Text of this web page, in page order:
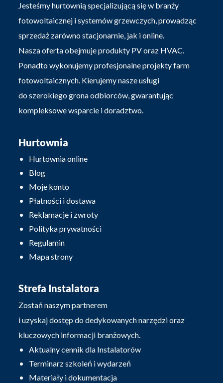
Jesteśmy hurtownią specjalizującą się w branży
fotowoltaicznej i systemów grzewczych, prowadząc
sprzedaż zarówno stacjonarnie, jak i online.
Nasza oferta obejmuje produkty PV oraz HVAC.
Ponadto wykonujemy profesjonalne projekty farm
fotowoltaicznych. Kierujemy nasze usługi
do szerokiego grona odbiorców, gwarantując
kompleksowe wsparcie i doradztwo.
Hurtownia
Hurtownia online
Blog
Moje konto
Płatności i dostawa
Reklamacje i zwroty
Polityka prywatności
Regulamin
Mapa strony
Strefa Instalatora
Zostań naszym partnerem
i uzyskaj dostęp do dedykowanych narzędzi oraz
kluczowych informacji branżowych.
Aktualny cennik dla Instalatorów
Terminarz szkoleń i wydarzeń
Materiały i dokumentacja